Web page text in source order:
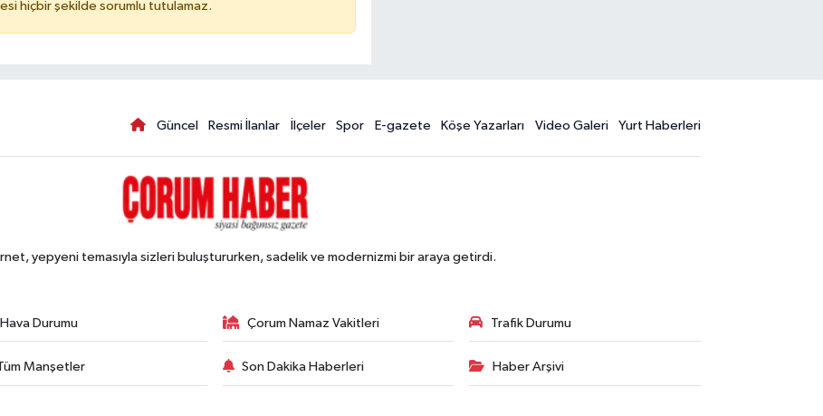
hiçbir şekilde sorumlu tutulamaz.
Güncel Resmi İlanlar İlçeler Spor E-gazete Köşe Yazarları Video Galeri Yurt Haberleri
yepyeni temasıyla sizleri buluştururken, sadelik ve modernizmi bir araya getirdi.
Hava Durumu Çorum Namaz Vakitleri Trafik Durumu
Manşetler Son Dakika Haberleri Haber Arşivi